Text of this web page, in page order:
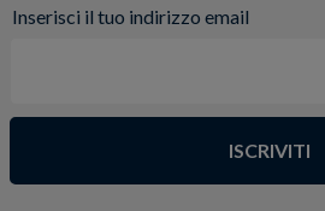
Inserisci il tuo indirizzo email
ISCRIVITI